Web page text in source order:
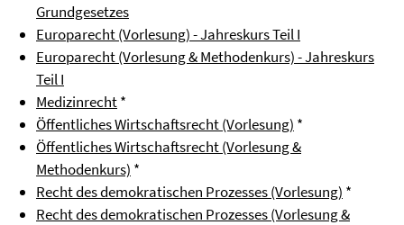
Grundgesetzes
Europarecht (Vorlesung) - Jahreskurs Teil I
Europarecht (Vorlesung & Methodenkurs) - Jahreskurs
Teil I
Medizinrecht*
Öffentliches Wirtschaftsrecht (Vorlesung) *
Öffentliches Wirtschaftsrecht (Vorlesung &
Methodenkurs) *
Recht des demokratischen Prozesses (Vorlesung) *
Recht des demokratischen Prozesses (Vorlesung &